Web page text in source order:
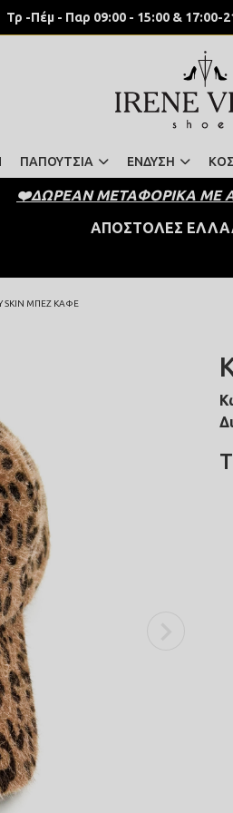
Τρ -Πέμ - Παρ 09:00 - 15:00 & 17:00-
ΠΑΠΟΥΤΣΙΑ ΕΝΔΥΣΗ
❤️ΔΩΡΕΑΝ ΜΕΤΑΦΟΡΙΚΑ ΜΕ
ΑΠΟΣΤΟΛΕΣ
SKIN ΜΠΕΖ ΚΑΦΈ